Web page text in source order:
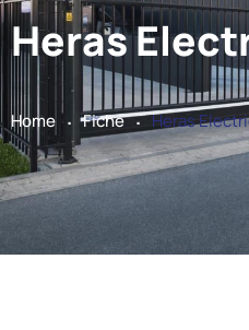
Heras
Home . Fiche . Heras